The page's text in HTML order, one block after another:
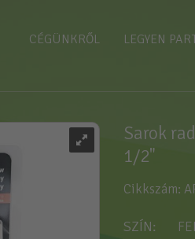
CÉGÜNKRŐL LEGYEN
Sarok
1/2"
Cikkszám:
SZÍN